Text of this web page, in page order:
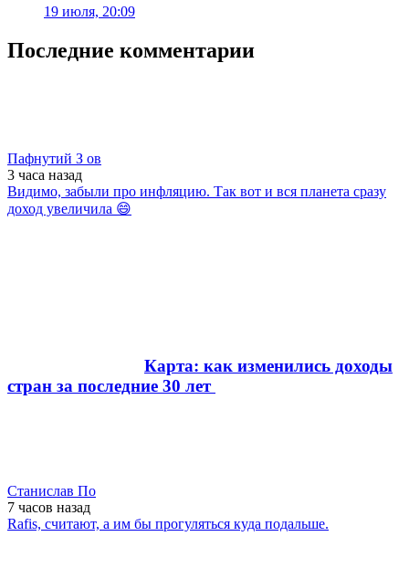
19 июля, 20:09
Последние комментарии
Пафнутий З ов
3 часа назад
Видимо, забыли про инфляцию. Так вот и вся планета сразу
доход увеличила 😄
Карта: как изменились доходы
стран за последние 30 лет
Станислав По
7 часов назад
Rafis, считают, а им бы прогуляться куда подальше.